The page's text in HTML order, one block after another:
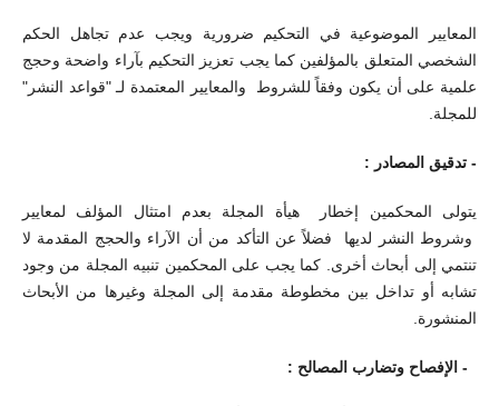
المعايير الموضوعية في التحكيم ضرورية ويجب عدم تجاهل الحكم
الشخصي المتعلق بالمؤلفين كما يجب تعزيز التحكيم بآراء واضحة وحجج
علمية على أن يكون وفقاً للشروط والمعايير المعتمدة لـ "قواعد النشر"
للمجلة.
- تدقيق المصادر :
يتولى المحكمين إخطار هيأة المجلة بعدم امتثال المؤلف لمعايير
وشروط النشر لديها فضلاً عن التأكد من أن الآراء والحجج المقدمة لا
تنتمي إلى أبحاث أخرى. كما يجب على المحكمين تنبيه المجلة من وجود
تشابه أو تداخل بين مخطوطة مقدمة إلى المجلة وغيرها من الأبحاث
المنشورة.
- الإفصاح وتضارب المصالح :